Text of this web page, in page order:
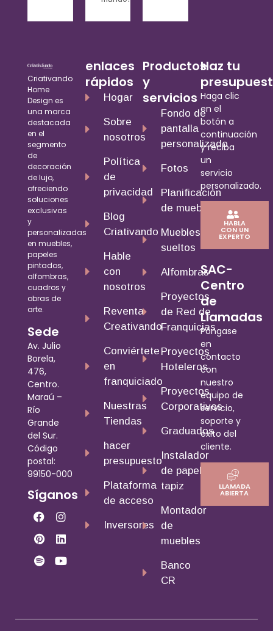
Criativando
Home
Design es
una marca
destacada
en el
segmento
de
decoración
de lujo,
ofreciendo
soluciones
exclusivas
y
personalizadas
en muebles,
papeles
pintados,
alfombras,
cuadros y
obras de
arte.
Sede
Av. Julio
Borela,
476,
Centro.
Maraú –
Río
Grande
del Sur.
Código
postal:
99150-000
Síganos
enlaces
rápidos
Hogar
Sobre
nosotros
Política
de
privacidad
Blog
Criativando
Hable
con
nosotros
Reventa
Creativando
Conviértete
en
franquiciado
Nuestras
Tiendas
hacer
presupuesto
Plataforma
de acceso
Inversores
Productos
y
servicios
Fondo de
pantalla
personalizado
Fotos
Planificación
de muebles
Muebles
sueltos
Alfombras
Proyectos
de Red de
Franquicias
Proyectos
Hoteleros
Proyectos
Corporativos
Graduados
Instalador
de papel
tapiz
Montador
de
muebles
Banco
CR
Haz tu
Haga clic
en el
botón a
continuación
y reciba
un
servicio
personalizado.
HABLA
CON UN
EXPERTO
SAC-
Centro
de
Llamadas
Póngase
en
contacto
con
nuestro
equipo de
servicio,
soporte y
éxito del
cliente.
LLAMADA
ABIERTA